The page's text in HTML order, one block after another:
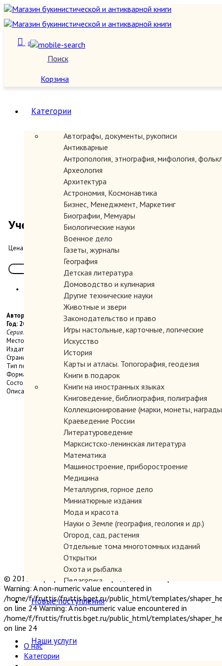
Поиск
0
Корзина
Категории
Автографы, документы, рукописи
Антикварные
Антропология, этнография, мифология,
Археология
Архитектура
Астрономия, Космонавтика
Бизнес, Менеджмент, Маркетинг
Биографии, Мемуары
Биологические науки
Военное дело
Газеты, журналы
География
Детская литература
Домоводство и кулинария
Другие технические науки
Животные и звери
Законодательство и право
Игры настольные, карточные, логические
Искусство
История
Карты и атласы. Топогорафия, геодезия
Книги в подарок
Книги на иностранных языках
Книговедение, библиография, полиграфия
Коллекционирование (марки, монеты,
Краеведение России
Литературоведение
Марксистско-ленинская литература
Математика
Машиностроение, приборостроение
Медицина
Металлургия, горное дело
Миниатюрные издания
Мода и красота
Науки о Земле (география, геология и др.)
Огород, сад, растения
Отдельные тома многотомных изданий
Открытки
Охота и рыбалка
Педагогика
Политология, геополитика, дипломатия
Популярная научно-техническая литература
Промышленность, производство
Путешествия. Географические открытия
Религия
Новые поступления
Наши услуги
Учение десяти сфирот. Часть 1.
Цена: 1750.00 руб.
Автор: Лайтман Михаэль.
Год: 2009
Серия: Международная Академия Каббалы.
Место издания: М.
Издательство: НФ ИПИ.
Страниц: 416 с.
Тип переплета: Твердый
Формат книги: Стандартный
Состояние: Очень хорошее.
Описание:
© 2019 "Параграф" Покупка и продажа антикварных книг
Warning: A non-numeric value encountered in
/home/f/fruttis/fruttis.bget.ru/public_html/templates/
on line 24 Warning: A non-numeric value encountered in
/home/f/fruttis/fruttis.bget.ru/public_html/templates/
on line 24
О нас
Категории